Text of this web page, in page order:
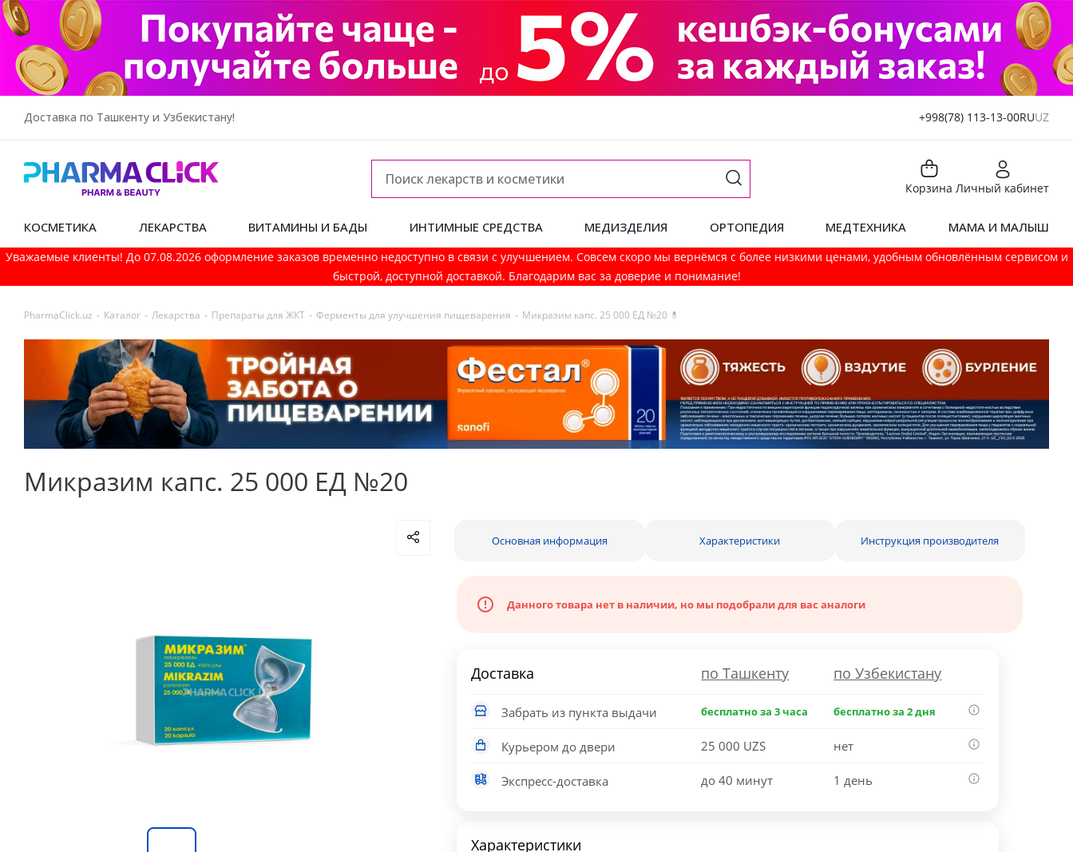
Доставка по Ташкенту и Узбекистану! +998(78) 113-13-00RUUZ
Корзина Личный кабинет
КОСМЕТИКА ЛЕКАРСТВА ВИТАМИНЫ И БАДЫ ИНТИМНЫЕ СРЕДСТВА МЕДИЗДЕЛИЯ ОРТОПЕДИЯ МЕДТЕХНИКА МАМА И МАЛЫШ
Уважаемые клиенты! До 07.08.2026 оформление заказов временно недоступно в связи с улучшением. Совсем скоро мы вернёмся с более низкими ценами, удобным обновлённым сервисом и
быстрой, доступной доставкой. Благодарим вас за доверие и понимание!
PharmaСlick.uz - Каталог - Лекарства - Препараты для ЖКТ - Ферменты для улучшения пищеварения - Микразим капс. 25 000 ЕД №20 💊
Микразим капс. 25 000 ЕД №20
Основная информация Характеристики Инструкция производителя
Данного товара нет в наличии, но мы подобрали для вас аналоги
Доставка по Ташкенту по Узбекистану
Забрать из пункта выдачи бесплатно за 3 часа бесплатно за 2 дня
Курьером до двери 25 000 UZS нет
Экспресс-доставка до 40 минут 1 день
Характеристики